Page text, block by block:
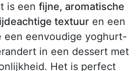
is een fijne, aromatische
textuur en een
een eenvoudige yoghurt-
in een dessert met
Het is perfect